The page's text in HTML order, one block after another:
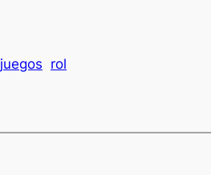
juegos rol